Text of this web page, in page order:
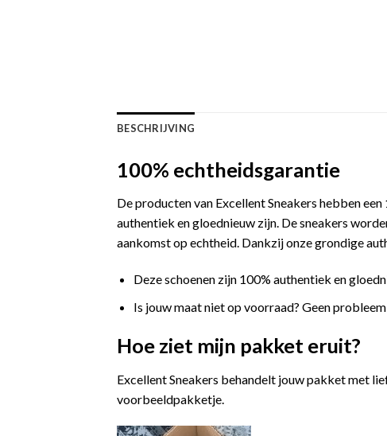
BESCHRIJVING
100% echtheidsgarantie
De producten van Excellent Sneakers hebben
authentiek en gloednieuw zijn. De sneakers
aankomst op echtheid. Dankzij onze grondige
Deze schoenen zijn 100% authentiek en
Is jouw maat niet op voorraad? Geen
Hoe ziet mijn pakket eruit?
Excellent Sneakers behandelt jouw pakket met
voorbeeldpakketje.